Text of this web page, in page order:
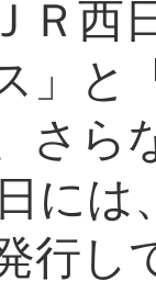
Ｒ西
」
さら
に
行し